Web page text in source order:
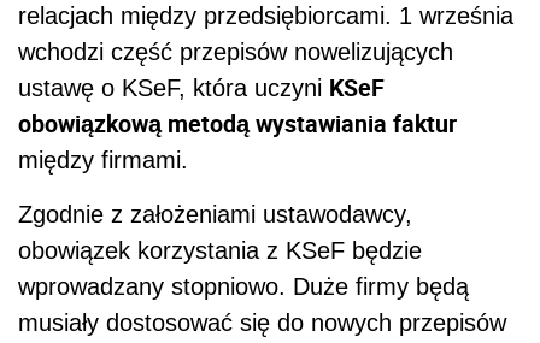
relacjach między przedsiębiorcami. 1 września
wchodzi część przepisów nowelizujących
ustawę o KSeF, która uczyni KSeF
obowiązkową metodą wystawiania faktur
między firmami.
Zgodnie z założeniami ustawodawcy,
obowiązek korzystania z KSeF będzie
wprowadzany stopniowo. Duże firmy będą
musiały dostosować się do nowych przepisów